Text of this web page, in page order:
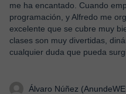
me ha encantado. Cuando
programación, y Alfredo me
excelente que se cubre muy
clases son muy divertidas,
cualquier duda que pueda
Álvaro Núñez